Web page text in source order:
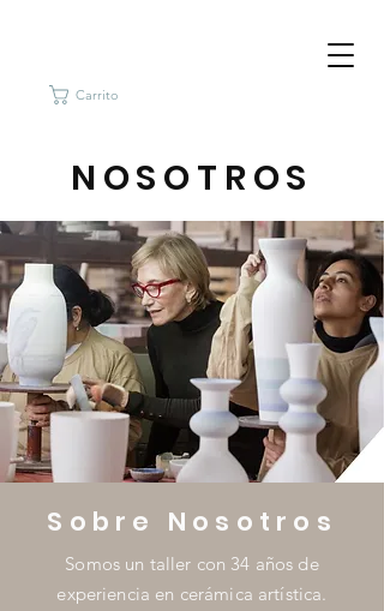
Carrito
NOSOTROS
Sobre Nosotros
Somos un taller con 34 años de
experiencia en cerámica artística.